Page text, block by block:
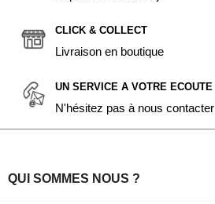
CLICK & COLLECT
Livraison en boutique
UN SERVICE A VOTRE ECOUTE
N'hésitez pas à nous contacter
QUI SOMMES NOUS ?